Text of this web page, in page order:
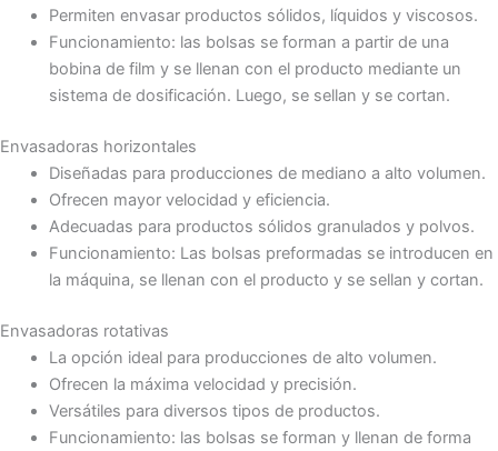
Permiten envasar productos sólidos, líquidos y viscosos.
Funcionamiento: las bolsas se forman a partir de una
bobina de film y se llenan con el producto mediante un
sistema de dosificación. Luego, se sellan y se cortan.
Envasadoras horizontales
Diseñadas para producciones de mediano a alto volumen.
Ofrecen mayor velocidad y eficiencia.
Adecuadas para productos sólidos granulados y polvos.
Funcionamiento: Las bolsas preformadas se introducen en
la máquina, se llenan con el producto y se sellan y cortan.
Envasadoras rotativas
La opción ideal para producciones de alto volumen.
Ofrecen la máxima velocidad y precisión.
Versátiles para diversos tipos de productos.
Funcionamiento: las bolsas se forman y llenan de forma